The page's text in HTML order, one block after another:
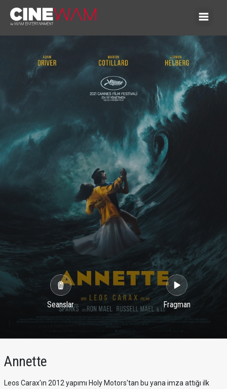
Seanslar Fragman
Annette
Leos Carax'ın 2012 yapımı Holy Motors'tan bu yana imza attığı ilk